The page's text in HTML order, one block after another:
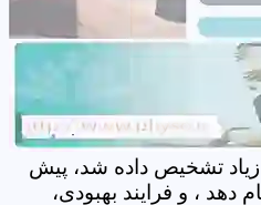
زیاد تشخیص داده شد، پیش
، و فرایند بهبودی،